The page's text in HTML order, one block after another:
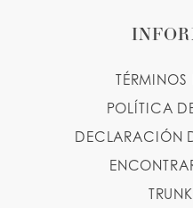
POLÍTICA
DECLARACIÓN